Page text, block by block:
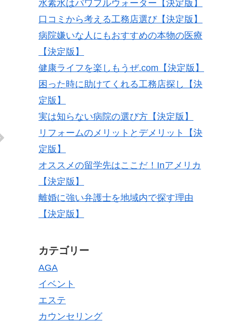
水素水はパワフルウォーター【決定版】
口コミから考える工務店選び【決定版】
病院嫌いな人にもおすすめの本物の医療
【決定版】
健康ライフを楽しもうぜ.com【決定版】
困った時に助けてくれる工務店探し【決
定版】
実は知らない病院の選び方【決定版】
リフォームのメリットとデメリット【決
定版】
オススメの留学先はここだ！Inアメリカ
【決定版】
離婚に強い弁護士を地域内で探す理由
【決定版】
カテゴリー
AGA
イベント
エステ
カウンセリング